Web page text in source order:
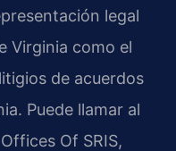
legal
Virginia como el
de acuerdos
Puede llamar al
Of SRIS,